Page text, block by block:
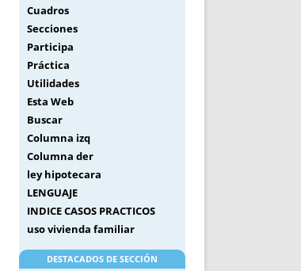
Cuadros
Secciones
Participa
Práctica
Utilidades
Esta Web
Buscar
Columna izq
Columna der
ley hipotecara
LENGUAJE
INDICE CASOS PRACTICOS
uso vivienda familiar
DESTACADOS DE SECCIÓN